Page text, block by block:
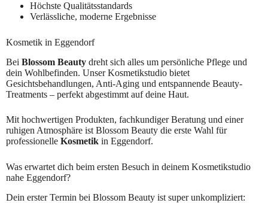
Höchste Qualitätsstandards
Verlässliche, moderne Ergebnisse
Kosmetik in Eggendorf
Bei Blossom Beauty dreht sich alles um persönliche Pflege und
dein Wohlbefinden. Unser Kosmetikstudio bietet
Gesichtsbehandlungen, Anti-Aging und entspannende Beauty-
Treatments – perfekt abgestimmt auf deine Haut.
Mit hochwertigen Produkten, fachkundiger Beratung und einer
ruhigen Atmosphäre ist Blossom Beauty die erste Wahl für
professionelle Kosmetik in Eggendorf.
Was erwartet dich beim ersten Besuch in deinem Kosmetikstudio
nahe Eggendorf?
Dein erster Termin bei Blossom Beauty ist super unkompliziert: